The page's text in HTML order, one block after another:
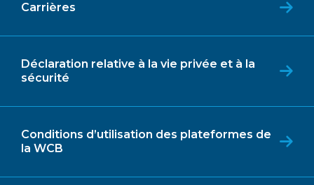
Carrières
Déclaration relative à la vie privée et à la
sécurité
Conditions d’utilisation des plateformes de
la WCB